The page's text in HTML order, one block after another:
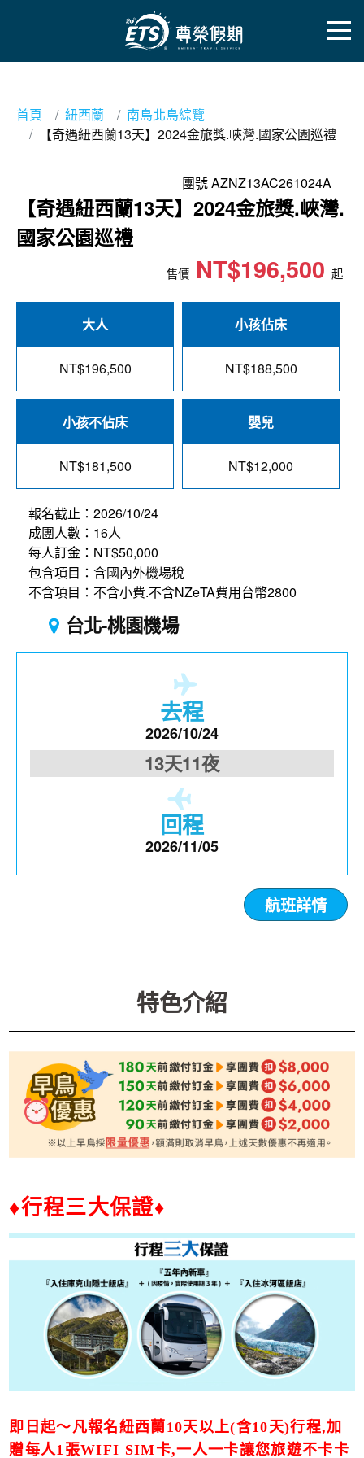
首頁 紐西蘭
南島北島綜覽
【奇遇紐西蘭13天】2024金旅獎.峽灣.國家公園巡禮
團號 AZNZ13AC261024A
【奇遇紐西蘭13天】2024金旅獎.峽灣.
國家公園巡禮
售價 NT$196,500 起
大人
NT$196,500
小孩佔床
NT$188,500
小孩不佔床
NT$181,500
嬰兒
NT$12,000
報名截止：2026/10/24
成團人數：16人
每人訂金：NT$50,000
包含項目：含國內外機場稅
不含項目：不含小費.不含NZeTA費用台幣2800
台北-桃園機場
去程
2026/10/24
13天11夜
回程
2026/11/05
航班詳情
特色介紹
♦行程三大保證♦
即日起～凡報名紐西蘭10天以上(含10天)行程,加
贈每人1張WIFI SIM卡,一人一卡讓您旅遊不卡卡